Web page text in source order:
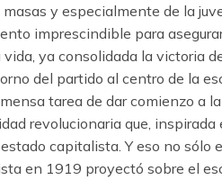
y especialmente de la
imprescindible para
ya consolidada la victoria
del partido al centro de la
tarea de dar comienzo a
revolucionaria que,
capitalista. Y eso no sólo
en 1919 proyectó sobre el